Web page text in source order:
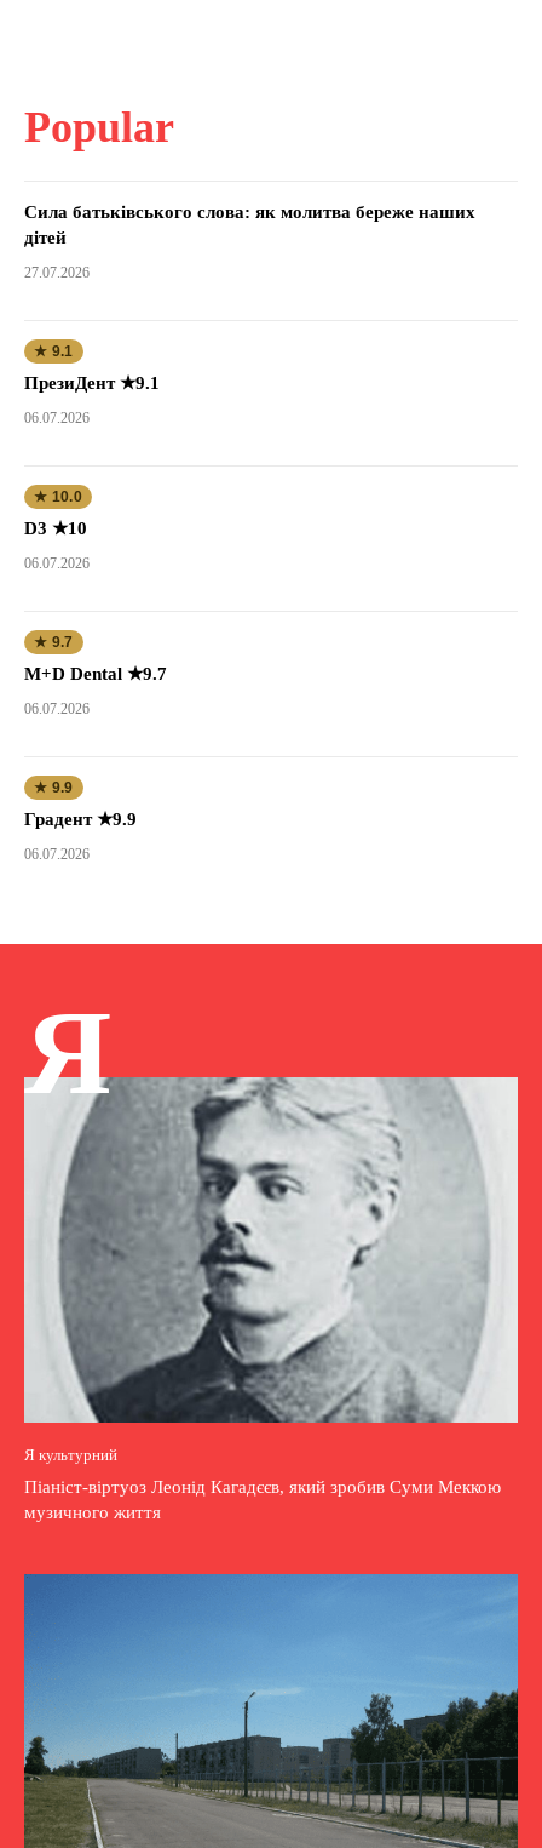
Popular
Сила батьківського слова: як молитва береже наших
дітей
27.07.2026
★ 9.1
ПрезиДент ★9.1
06.07.2026
★ 10.0
D3 ★10
06.07.2026
★ 9.7
M+D Dental ★9.7
06.07.2026
★ 9.9
Градент ★9.9
06.07.2026
Я
Я культурний
Піаніст-віртуоз Леонід Кагадєєв, який зробив Суми Меккою
музичного життя